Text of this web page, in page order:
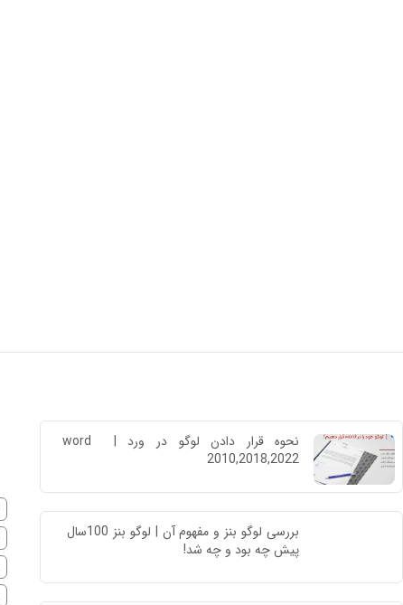
نحوه قرار دادن لوگو در ورد | word
2010,2018,2022
بررسی لوگو بنز و مفهوم آن | لوگو بنز 100سال
پیش چه بود و چه شد!